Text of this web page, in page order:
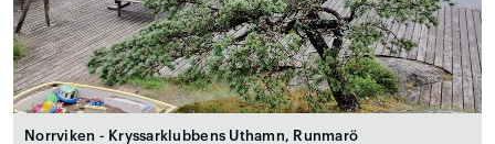
Norrviken - Kryssarklubbens Uthamn, Runmarö